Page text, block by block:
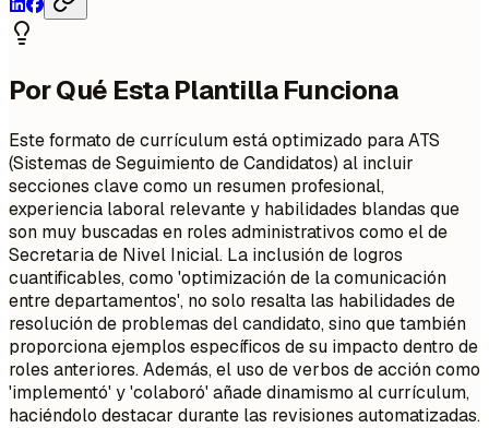
Por Qué Esta Plantilla Funciona
Este formato de currículum está optimizado para ATS
(Sistemas de Seguimiento de Candidatos) al incluir
secciones clave como un resumen profesional,
experiencia laboral relevante y habilidades blandas que
son muy buscadas en roles administrativos como el de
Secretaria de Nivel Inicial. La inclusión de logros
cuantificables, como 'optimización de la comunicación
entre departamentos', no solo resalta las habilidades de
resolución de problemas del candidato, sino que también
proporciona ejemplos específicos de su impacto dentro de
roles anteriores. Además, el uso de verbos de acción como
'implementó' y 'colaboró' añade dinamismo al currículum,
haciéndolo destacar durante las revisiones automatizadas.